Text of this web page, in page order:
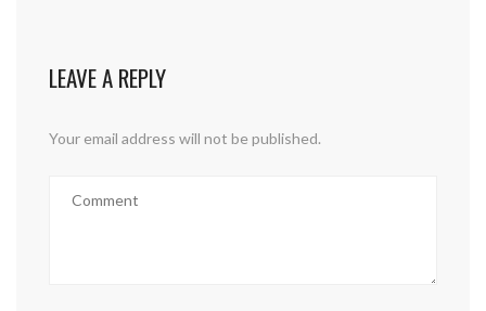
LEAVE A REPLY
Your email address will not be published.